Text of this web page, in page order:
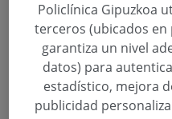
Policlínica Gipuzkoa
terceros (ubicados en
garantiza un nivel
datos) para
estadístico, mejora
publicidad